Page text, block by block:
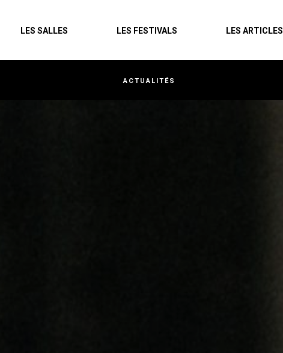
LES SALLES LES FESTIVALS LES ARTICLES
Les festivals
ACTUALITÉS